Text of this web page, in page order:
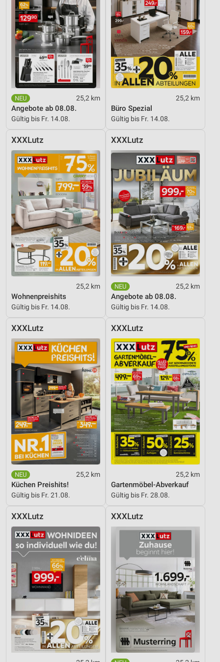
25,2 km
Angebote ab 08.08.
Gültig bis Fr. 14.08.
25,2 km
Büro Spezial
Gültig bis Fr. 14.08.
XXXLutz
25,2 km
Wohnenpreishits
Gültig bis Fr. 14.08.
XXXLutz
25,2 km
Angebote ab 08.08.
Gültig bis Fr. 14.08.
XXXLutz
25,2 km
Küchen Preishits!
Gültig bis Fr. 21.08.
XXXLutz
25,2 km
Gartenmöbel-Abverkauf
Gültig bis Fr. 28.08.
XXXLutz XXXLutz
Verwendung reduzierter Daten zur Auswahl von
Inhalten
IAB-Besonderheiten:
Verwendung genauer Standortdaten
Geräte anhand von aktiv angeforderten
Informationen identifizieren
Nicht-IAB-Verarbeitungszwecke:
Notwendig
Performance
Funktional
Werbung